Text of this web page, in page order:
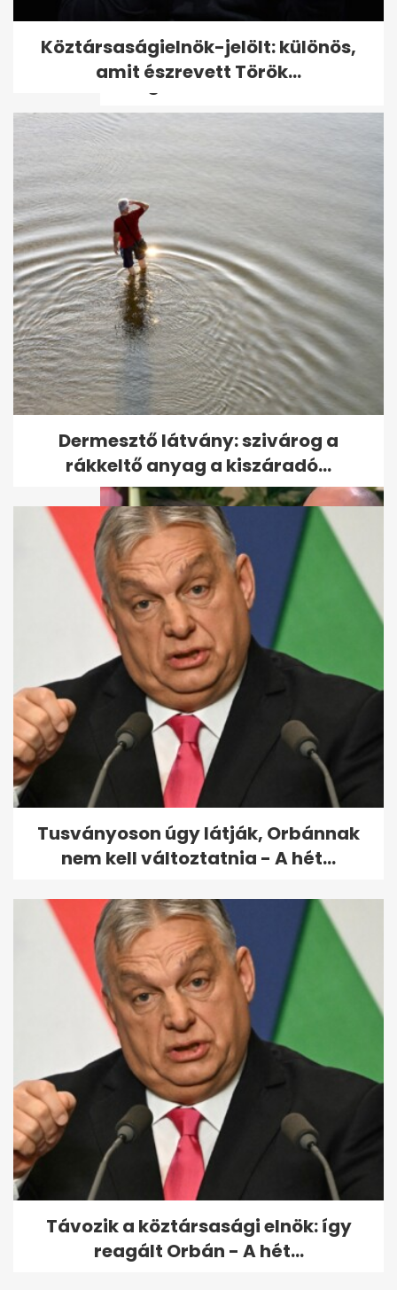
Így nézhetne ki ma az idős
Lady Diana - bámulatos
Instagram-fotók
Várkonyi Andrea a férjével
közös szerelmes fotót posztolt
Berki Mazsi megszólalt: A
férjemnek gyönyörű temetése
lesz
Köztársaságielnök-jelölt: különös,
amit észrevett Török...
Dermesztő látvány: szivárog a
rákkeltő anyag a kiszáradó...
Tusványoson úgy látják, Orbánnak
nem kell változtatnia - A hét...
Távozik a köztársasági elnök: így
reagált Orbán - A hét...